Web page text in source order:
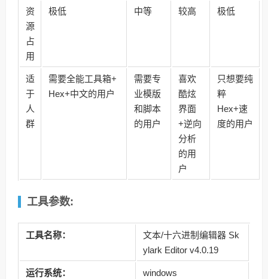
资
源
占
用
极低 中等 较高 极低
适
于
人
群
需要全能工具箱+
Hex+中文的用户
需要专
业模版
和脚本
的用户
喜欢
酷炫
界面
+逆向
分析
的用
户
只想要纯
粹
Hex+速
度的用户
工具参数:
工具名称：
文本/十六进制编辑器 Sk
ylark Editor v4.0.19
运行系统： windows